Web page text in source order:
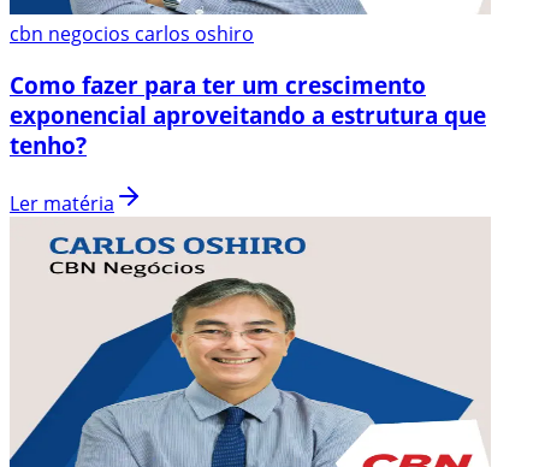
cbn negocios carlos oshiro
Como fazer para ter um crescimento
exponencial aproveitando a estrutura que
tenho?
Ler matéria